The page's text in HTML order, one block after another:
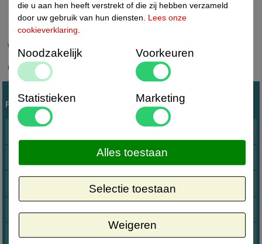
Bereikbaar per App
Producten
Beveiligingsmaterialen winkel
Binnenreclame Indoorreclame
Boardhaken voor Perfowanden
die u aan hen heeft verstrekt of die zij hebben verzameld
door uw gebruik van hun diensten. Lees onze
cookieverklaring.
Noodzakelijk Voorkeuren
Statistieken Marketing
Weigeren
Selectie toestaan
Alles toestaan